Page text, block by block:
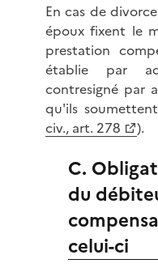
En cas de
époux fixent le
prestation
établie par
contresigné par
qu'ils
civ., art. 278
).
C.
du
celui-ci